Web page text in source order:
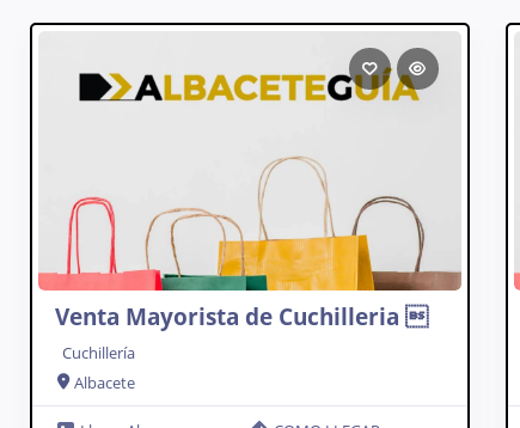
Venta Mayorista de Cuchilleria 
Cuchillería
Albacete